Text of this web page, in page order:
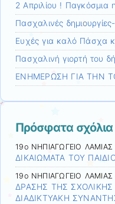
2 Απριλίου ! Παγκόσμια
Πασχαλινές
Ευχές για καλό Πάσχα
Πασχαλινή γιορτή του
ΕΝΗΜΕΡΩΣΗ ΓΙΑ ΤΗΝ
Πρόσφατα σχόλια
19ο ΝΗΠΙΑΓΩΓΕΙΟ ΛΑΜΙΑΣ
ΔΙΚΑΙΩΜΑΤΑ ΤΟΥ
19ο ΝΗΠΙΑΓΩΓΕΙΟ ΛΑΜΙΑΣ
ΔΡΑΣΗΣ ΤΗΣ
ΔΙΑΔΙΚΤΥΑΚΗ